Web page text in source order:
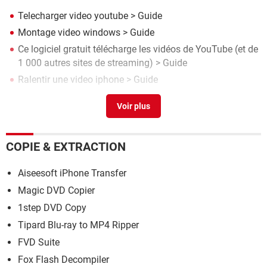
Telecharger video youtube > Guide
Montage video windows > Guide
Ce logiciel gratuit télécharge les vidéos de YouTube (et de
1 000 autres sites de streaming) > Guide
Ralentir une video iphone > Guide
> Guide
COPIE & EXTRACTION
Aiseesoft iPhone Transfer
Magic DVD Copier
1step DVD Copy
Tipard Blu-ray to MP4 Ripper
FVD Suite
Fox Flash Decompiler